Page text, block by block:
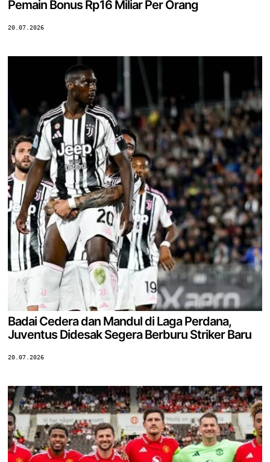
Pemain Bonus Rp16 Miliar Per Orang
20.07.2026
Badai Cedera dan Mandul di Laga Perdana,
Juventus Didesak Segera Berburu Striker Baru
20.07.2026